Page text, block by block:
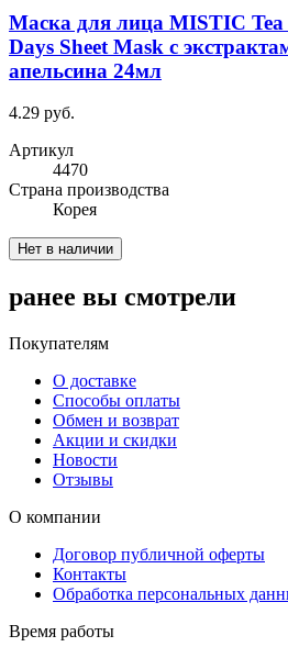
Маска для лица MISTIC
Days Sheet Mask с
апельсина 24мл
4.29 руб.
Артикул
4470
Cтрана производства
Корея
Нет в наличии
ранее вы смотрели
Покупателям
О доставке
Способы оплаты
Обмен и возврат
Акции и скидки
Новости
Отзывы
О компании
Договор публичной оферты
Контакты
Обработка персональных
Время работы